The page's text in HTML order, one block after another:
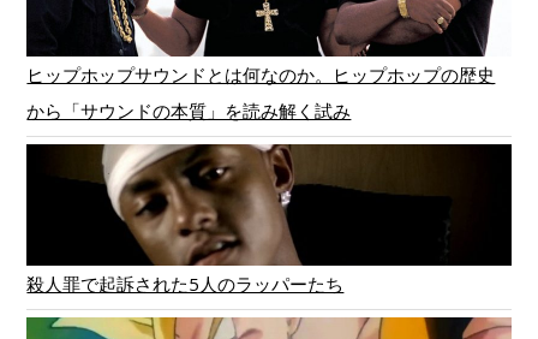
ヒップホップサウンドとは何なのか。ヒップホップの歴史
から「サウンドの本質」を読み解く試み
殺人罪で起訴された5人のラッパーたち